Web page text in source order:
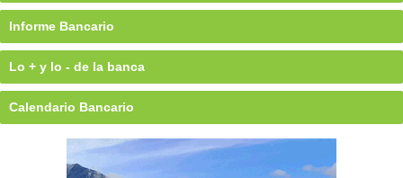
Informe Bancario
Lo + y lo - de la banca
Calendario Bancario